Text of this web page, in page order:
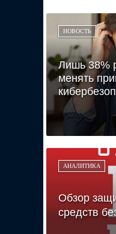
НОВОСТЬ
Лишь 38%
менять
АНАЛИТИКА
Обзор
средств